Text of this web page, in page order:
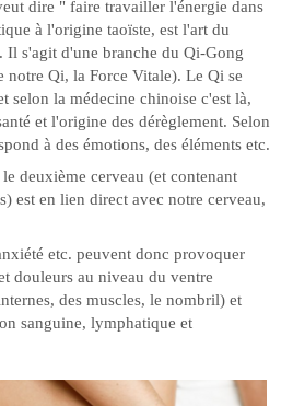
dire " faire travailler l'énergie dans
à l'origine taoïste, est l'art du
Il s'agit d'une branche du Qi-Gong
notre Qi, la Force Vitale). Le Qi se
selon la médecine chinoise c'est là,
et l'origine des dérèglement. Selon
à des émotions, des éléments etc.
deuxième cerveau (et contenant
est en lien direct avec notre cerveau,
etc. peuvent donc provoquer
douleurs au niveau du ventre
des muscles, le nombril) et
sanguine, lymphatique et